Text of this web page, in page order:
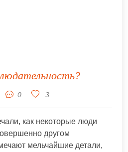
0 3
как некоторые люди
другом
мельчайшие детали,